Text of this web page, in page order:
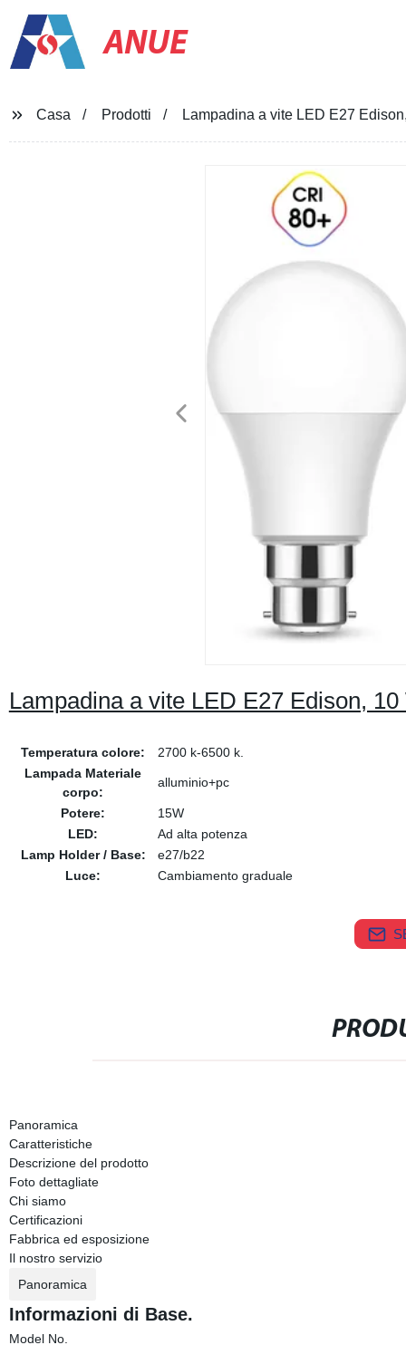
ANUE
Casa Prodotti Lampadina a vite LED E27
Lampadina a vite LED E27 Edison,
Temperatura colore:
2700 k-6500 k.
Lampada Materiale
corpo:
alluminio+pc
Potere:
15W
LED:
Ad alta potenza
Lamp Holder / Base:
e27/b22
Luce:
Cambiamento graduale
Panoramica
Caratteristiche
Descrizione del prodotto
Foto dettagliate
Chi siamo
Certificazioni
Fabbrica ed esposizione
Il nostro servizio
Panoramica
Informazioni di Base.
Model No.